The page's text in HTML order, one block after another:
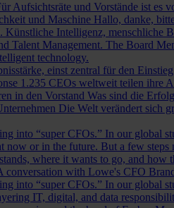
Aufsichtsräte und Vorstände ist es
und Maschine Hallo, danke,
Künstliche Intelligenz, menschliche
Talent Management. The Board
technology.
einst zentral für den
1.235 CEOs weltweit teilen ihre
in den Vorstand Was sind die
Die Welt verändert sich
into “super CFOs.” In our
or in the future. But a few steps
where it wants to go, and
conversation with Lowe's CFO
into “super CFOs.” In our
IT, digital, and data